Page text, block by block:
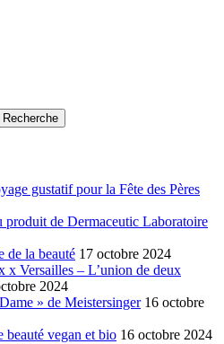
gustatif pour la Fête des Pères
produit de Dermaceutic Laboratoire
de la beauté 17 octobre 2024
x Versailles – L’union de deux
2024
» de Meistersinger 16 octobre
beauté vegan et bio 16 octobre 2024